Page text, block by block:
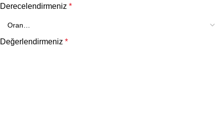
Derecelendirmeniz *
Değerlendirmeniz *